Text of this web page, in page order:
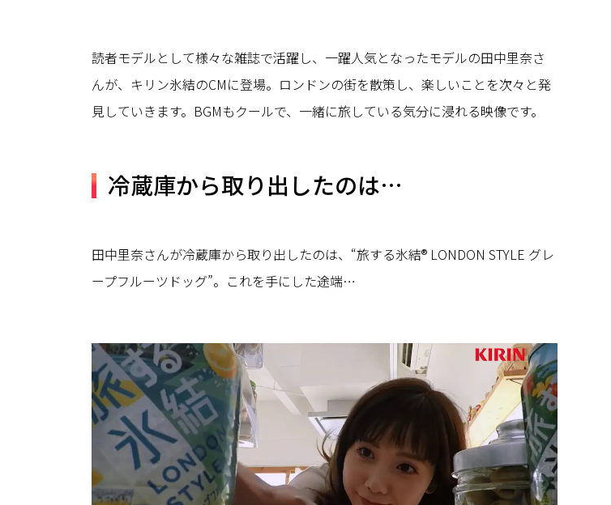
読者モデルとして様々な雑誌で活躍し、一躍人気となったモデルの田中里奈さ
んが、キリン氷結のCMに登場。ロンドンの街を散策し、楽しいことを次々と発
見していきます。BGMもクールで、一緒に旅している気分に浸れる映像です。
冷蔵庫から取り出したのは…
田中里奈さんが冷蔵庫から取り出したのは、“旅する氷結® LONDON STYLE グレ
ープフルーツドッグ”。これを手にした途端…